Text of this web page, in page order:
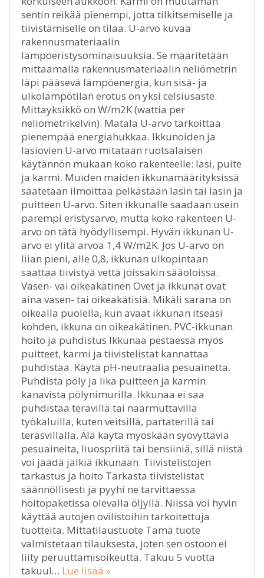
sentin reikää pienempi, jotta tilkitsemiselle ja
tiivistämiselle on tilaa. U-arvo kuvaa
rakennusmateriaalin
lämpöeristysominaisuuksia. Se määritetään
mittaamalla rakennusmateriaalin neliömetrin
läpi pääsevä lämpöenergia, kun sisä- ja
ulkolämpötilan erotus on yksi celsiusaste.
Mittayksikkö on W/m2K (wattia per
neliömetrikelvin). Matala U-arvo tarkoittaa
pienempää energiahukkaa. Ikkunoiden ja
lasiovien U-arvo mitataan ruotsalaisen
käytännön mukaan koko rakenteelle: lasi, puite
ja karmi. Muiden maiden ikkunamäärityksissä
saatetaan ilmoittaa pelkästään lasin tai lasin ja
puitteen U-arvo. Siten ikkunalle saadaan usein
parempi eristysarvo, mutta koko rakenteen U-
arvo on tätä hyödyllisempi. Hyvän ikkunan U-
arvo ei ylitä arvoa 1,4 W/m2K. Jos U-arvo on
liian pieni, alle 0,8, ikkunan ulkopintaan
saattaa tiivistyä vettä joissakin sääoloissa.
Vasen- vai oikeakätinen Ovet ja ikkunat ovat
aina vasen- tai oikeakätisiä. Mikäli sarana on
oikealla puolella, kun avaat ikkunan itseäsi
kohden, ikkuna on oikeakätinen. PVC-ikkunan
hoito ja puhdistus Ikkunaa pestäessä myös
puitteet, karmi ja tiivistelistat kannattaa
puhdistaa. Käytä pH-neutraalia pesuainetta.
Puhdista pöly ja lika puitteen ja karmin
kanavista pölynimurilla. Ikkunaa ei saa
puhdistaa terävillä tai naarmuttavilla
työkaluilla, kuten veitsillä, partaterillä tai
teräsvillalla. Älä käytä myöskään syövyttäviä
pesuaineita, liuospriitä tai bensiiniä, sillä niistä
voi jäädä jälkiä ikkunaan. Tiivistelistojen
tarkastus ja hoito Tarkasta tiivistelistat
säännöllisesti ja pyyhi ne tarvittaessa
hoitopaketissa olevalla öljyllä. Niissä voi hyvin
käyttää autojen ovilistoihin tarkoitettuja
tuotteita. Mittatilaustuote Tämä tuote
valmistetaan tilauksesta, joten sen ostoon ei
liity peruuttamisoikeutta. Takuu 5 vuotta
takuu!… Lue lisää »